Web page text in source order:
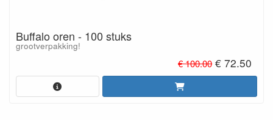
Buffalo oren - 100 stuks
grootverpakking!
€ 100.00€ 72.50